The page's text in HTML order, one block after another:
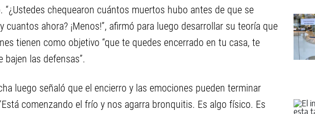
chequearon cuántos muertos hubo antes de que se
cuantos ahora? ¡Menos!”, afirmó para luego desarrollar su teoría que
tienen como objetivo “que te quedes encerrado en tu casa, te
las defensas”.
luego señaló que el encierro y las emociones pueden terminar
comenzando el frío y nos agarra bronquitis. Es algo físico. Es